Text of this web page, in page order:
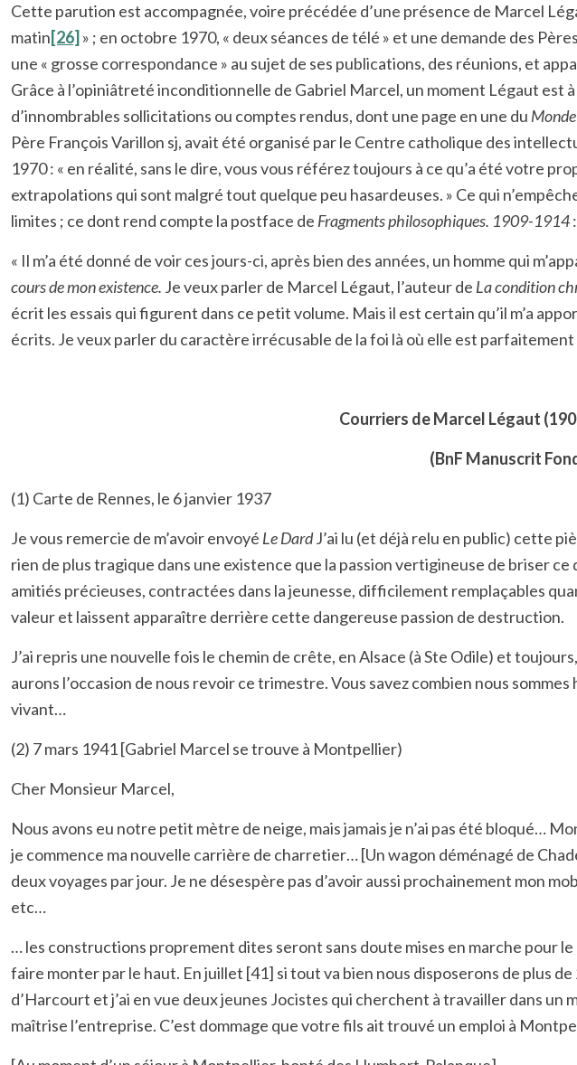
Cette parution est accompagnée, voire précédée d’une présence de Marcel
matin[26] » ; en octobre 1970, « deux séances de télé » et une demande des
une « grosse correspondance » au sujet de ses publications, des réunions, et
Grâce à l’opiniâtreté inconditionnelle de Gabriel Marcel, un moment Légaut est
d’innombrables sollicitations ou comptes rendus, dont une page en une du Monde
Père François Varillon sj, avait été organisé par le Centre catholique des
1970 : « en réalité, sans le dire, vous vous référez toujours à ce qu’a été votre
extrapolations qui sont malgré tout quelque peu hasardeuses. » Ce qui
limites ; ce dont rend compte la postface de Fragments philosophiques. 1909-1914
« Il m’a été donné de voir ces jours-ci, après bien des années, un homme qui
cours de mon existence. Je veux parler de Marcel Légaut, l’auteur de La condition
écrit les essais qui figurent dans ce petit volume. Mais il est certain qu’il m’a
écrits. Je veux parler du caractère irrécusable de la foi là où elle est
Courriers de Marcel Légaut
(BnF Manuscrit
(1) Carte de Rennes, le 6 janvier 1937
Je vous remercie de m’avoir envoyé Le DardJ’ai lu (et déjà relu en public) cette
rien de plus tragique dans une existence que la passion vertigineuse de briser
amitiés précieuses, contractées dans la jeunesse, difficilement remplaçables
valeur et laissent apparaître derrière cette dangereuse passion de destruction.
J’ai repris une nouvelle fois le chemin de crête, en Alsace (à Ste Odile) et
aurons l’occasion de nous revoir ce trimestre. Vous savez combien nous
vivant…
(2) 7 mars 1941 [Gabriel Marcel se trouve à Montpellier)
Cher Monsieur Marcel,
Nous avons eu notre petit mètre de neige, mais jamais je n’ai pas été bloqué…
je commence ma nouvelle carrière de charretier… [Un wagon déménagé de
deux voyages par jour. Je ne désespère pas d’avoir aussi prochainement mon
etc…
… les constructions proprement dites seront sans doute mises en marche pour le
faire monter par le haut. En juillet [41] si tout va bien nous disposerons de plus
d’Harcourt et j’ai en vue deux jeunes Jocistes qui cherchent à travailler dans
maîtrise l’entreprise. C’est dommage que votre fils ait trouvé un emploi à